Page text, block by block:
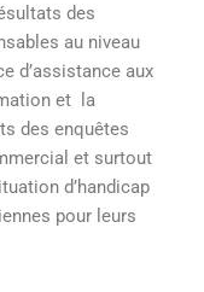
des
au niveau
d’assistance aux
et la
des enquêtes
et surtout
d’handicap
pour leurs